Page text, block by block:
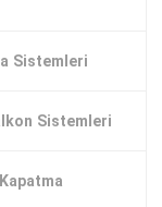
Sistemleri
Sistemleri